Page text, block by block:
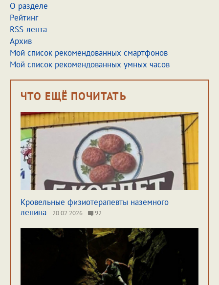
О разделе
Рейтинг
RSS-лента
Архив
Мой список рекомендованных смартфонов
Мой список рекомендованных умных часов
ЧТО ЕЩЁ ПОЧИТАТЬ
Кровельные физиотерапевты наземного
ленина
20.02.2026 92